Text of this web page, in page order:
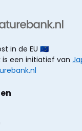
in de EU 🇪🇺
een initiatief van